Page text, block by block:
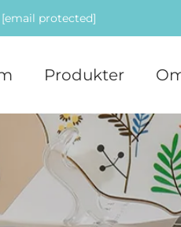
[email protected]
Produkter